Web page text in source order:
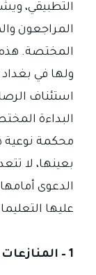
التطبيقي،
المراجعون
المختصة.
ولها في
استئناف
البداءة
محكمة نوعية
بعينها، لا
الدعوى
عليها
1 – المنازعات التجارية ذات الطرف الأجنبي